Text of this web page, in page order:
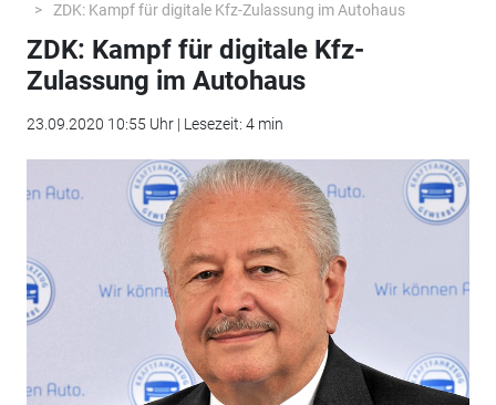
ZDK: Kampf für digitale Kfz-Zulassung im Autohaus
ZDK: Kampf für digitale Kfz-
Zulassung im Autohaus
23.09.2020 10:55 Uhr | Lesezeit: 4 min